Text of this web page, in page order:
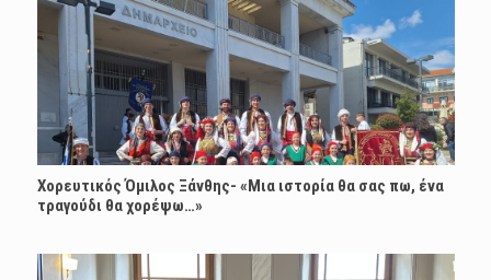
Χορευτικός Όμιλος Ξάνθης- «Mια ιστορία θα σας πω, ένα
τραγούδι θα χορέψω…»